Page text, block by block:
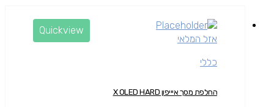
Quickview
אזל המלאי
כללי
החלפת מסך איייפון X OLED HARD